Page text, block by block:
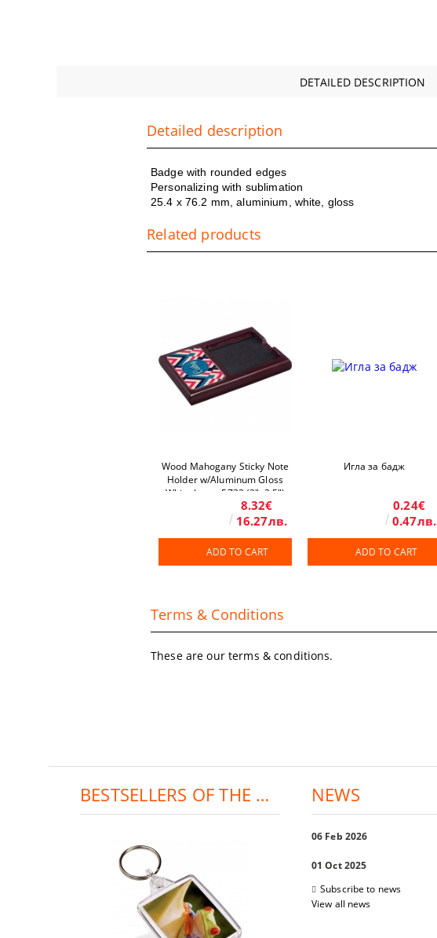
DETAILED DESCRIPTION
Detailed description
Badge with rounded edges
Personalizing with sublimation
25.4 x 76.2 mm, aluminium, white, gloss
Related products
Wood Mahogany Sticky Note
Holder w/Aluminum Gloss
White Insert 5733 (2"x3.5")
4.25"x6.25" / 108 x 159 mm
10 pcs/box
8.32€
16.27лв.
ADD TO CART
Игла за бадж
0.24€
0.47лв.
ADD TO CART
Terms & Conditions
These are our terms & conditions.
BESTSELLERS OF THE DAY: NEWS
06 Feb 2026
01 Oct 2025
Subscribe to news
View all news